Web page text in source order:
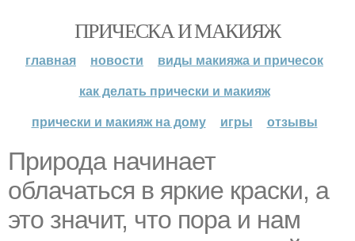
ПРИЧЕСКА И МАКИЯЖ
главная новости
виды макияжа и причесок
как делать прически и макияж
прически и макияж на дому
игры отзывы
Природа начинает
облачаться в яркие краски, а
это значит, что пора и нам